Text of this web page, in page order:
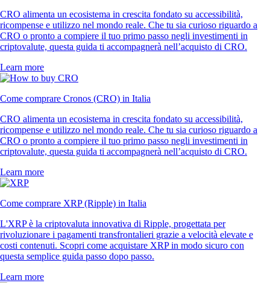
CRO alimenta un ecosistema in crescita fondato su accessibilità,
ricompense e utilizzo nel mondo reale. Che tu sia curioso riguardo a
CRO o pronto a compiere il tuo primo passo negli investimenti in
criptovalute, questa guida ti accompagnerà nell’acquisto di CRO.
Learn more
Come comprare Cronos (CRO) in Italia
CRO alimenta un ecosistema in crescita fondato su accessibilità,
ricompense e utilizzo nel mondo reale. Che tu sia curioso riguardo a
CRO o pronto a compiere il tuo primo passo negli investimenti in
criptovalute, questa guida ti accompagnerà nell’acquisto di CRO.
Learn more
Come comprare XRP (Ripple) in Italia
L'XRP è la criptovaluta innovativa di Ripple, progettata per
rivoluzionare i pagamenti transfrontalieri grazie a velocità elevate e
costi contenuti. Scopri come acquistare XRP in modo sicuro con
questa semplice guida passo dopo passo.
Learn more